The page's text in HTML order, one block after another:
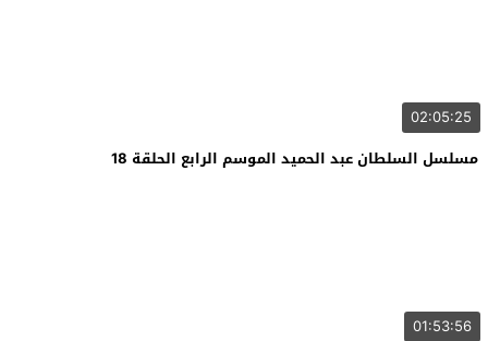
02:05:25
مسلسل السلطان عبد الحميد الموسم الرابع الحلقة 18
01:53:56